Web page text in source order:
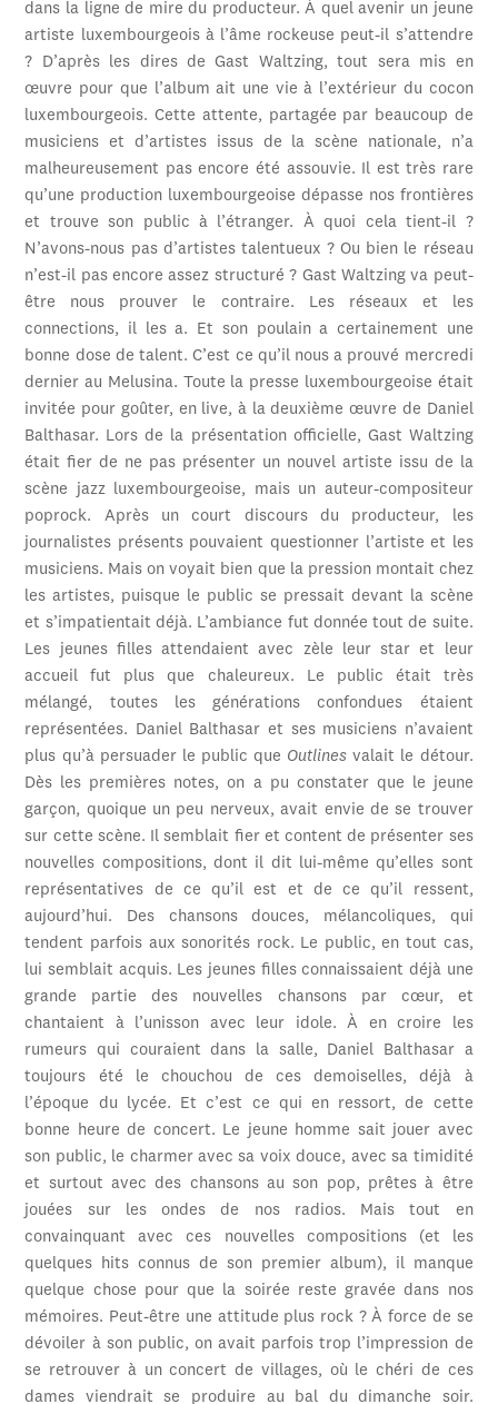
dans la ligne de mire du producteur. À quel avenir un jeune
artiste luxembourgeois à l’âme rockeuse peut-il s’attendre
? D’après les dires de Gast Waltzing, tout sera mis en
œuvre pour que l’album ait une vie à l’extérieur du cocon
luxembourgeois. Cette attente, partagée par beaucoup de
musiciens et d’artistes issus de la scène nationale, n’a
malheureusement pas encore été assouvie. Il est très rare
qu’une production luxembourgeoise dépasse nos frontières
et trouve son public à l’étranger. À quoi cela tient-il ?
N’avons-nous pas d’artistes talentueux ? Ou bien le réseau
n’est-il pas encore assez structuré ? Gast Waltzing va peut-
être nous prouver le contraire. Les réseaux et les
connections, il les a. Et son poulain a certainement une
bonne dose de talent. C’est ce qu’il nous a prouvé mercredi
dernier au Melusina. Toute la presse luxembourgeoise était
invitée pour goûter, en live, à la deuxième œuvre de Daniel
Balthasar. Lors de la présentation officielle, Gast Waltzing
était fier de ne pas présenter un nouvel artiste issu de la
scène jazz luxembourgeoise, mais un auteur-compositeur
poprock. Après un court discours du producteur, les
journalistes présents pouvaient questionner l’artiste et les
musiciens. Mais on voyait bien que la pression montait chez
les artistes, puisque le public se pressait devant la scène
et s’impatientait déjà. L’ambiance fut donnée tout de suite.
Les jeunes filles attendaient avec zèle leur star et leur
accueil fut plus que chaleureux. Le public était très
mélangé, toutes les générations confondues étaient
représentées. Daniel Balthasar et ses musiciens n’avaient
plus qu’à persuader le public que Outlines valait le détour.
Dès les premières notes, on a pu constater que le jeune
garçon, quoique un peu nerveux, avait envie de se trouver
sur cette scène. Il semblait fier et content de présenter ses
nouvelles compositions, dont il dit lui-même qu’elles sont
représentatives de ce qu’il est et de ce qu’il ressent,
aujourd’hui. Des chansons douces, mélancoliques, qui
tendent parfois aux sonorités rock. Le public, en tout cas,
lui semblait acquis. Les jeunes filles connaissaient déjà une
grande partie des nouvelles chansons par cœur, et
chantaient à l’unisson avec leur idole. À en croire les
rumeurs qui couraient dans la salle, Daniel Balthasar a
toujours été le chouchou de ces demoiselles, déjà à
l’époque du lycée. Et c’est ce qui en ressort, de cette
bonne heure de concert. Le jeune homme sait jouer avec
son public, le charmer avec sa voix douce, avec sa timidité
et surtout avec des chansons au son pop, prêtes à être
jouées sur les ondes de nos radios. Mais tout en
convainquant avec ces nouvelles compositions (et les
quelques hits connus de son premier album), il manque
quelque chose pour que la soirée reste gravée dans nos
mémoires. Peut-être une attitude plus rock ? À force de se
dévoiler à son public, on avait parfois trop l’impression de
se retrouver à un concert de villages, où le chéri de ces
dames viendrait se produire au bal du dimanche soir.